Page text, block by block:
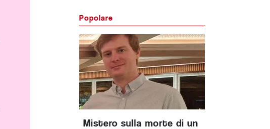
Popolare
Mistero sulla morte di un